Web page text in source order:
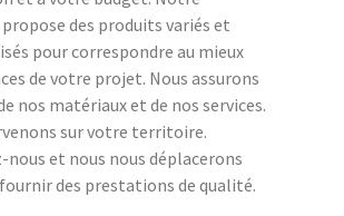
des produits variés et
pour correspondre au mieux
de votre projet. Nous assurons
nos matériaux et de nos services.
sur votre territoire.
et nous nous déplacerons
des prestations de qualité.